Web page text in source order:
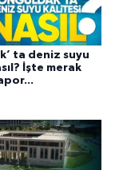
ta deniz suyu
İşte merak